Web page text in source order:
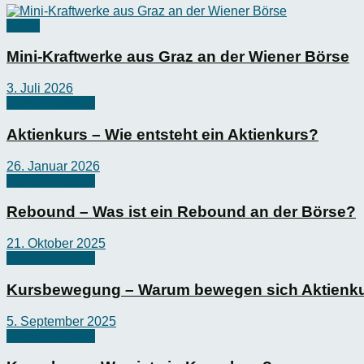
Mini-Kraftwerke aus Graz an der Wiener Börse
3. Juli 2026
Aktienkurs – Wie entsteht ein Aktienkurs?
26. Januar 2026
Rebound – Was ist ein Rebound an der Börse?
21. Oktober 2025
Kursbewegung – Warum bewegen sich
5. September 2025